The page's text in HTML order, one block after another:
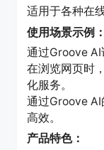
适用于各种在
使用场景示例：
通过Groove AI
在浏览网页时
化服务。
通过Groove
高效。
产品特色：